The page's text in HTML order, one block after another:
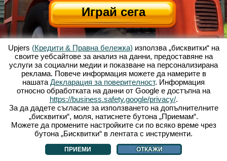
Играй сега
За Весела Ферма |Историята зад тази уеб базирана игра |Опциите
УЗП|Контакти/Кредити|Условия за поверителност|Правила|Форум|
Поддръжка|My Free Farm 2 App|Google Play|App Store|
Уеб игри - upjers.com|Управлявай Бисквитки
Upjers (Кредити & Правна бележка) използва „бисквитки“ на
своите уебсайтове за анализ на данни, предоставяне на
услуги за социални медии и показване на персонализирана
реклама. Повече информация можете да намерите в
нашата Декларация за поверителност. Информация
относно обработката на данни от Google е достъпна на
https://business.safety.google/privacy/.
За да дадете съгласие за използването на допълнителните
„бисквитки“, моля, натиснете бутона „Приемам“.
Можете да промените настройките си по всяко време чрез
бутона „Бисквитки“ в лентата с инструменти.
ПРИЕМИ ОТКАЖИ